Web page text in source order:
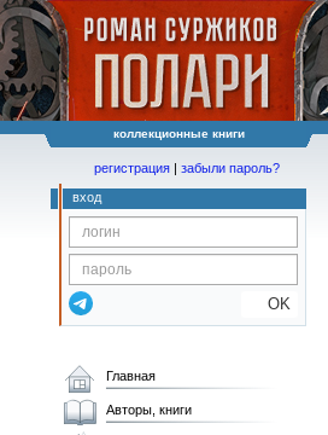
коллекционные книги
регистрация | забыли пароль?
вход
OK
Главная
Авторы, книги